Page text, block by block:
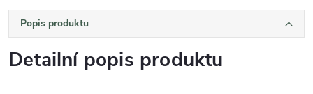
Popis produktu
Detailní popis produktu